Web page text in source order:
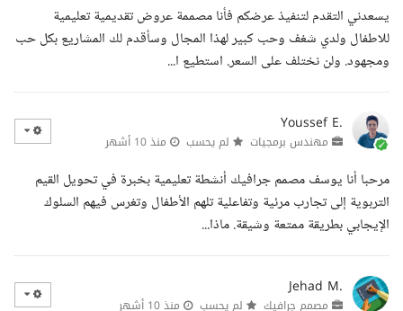
يسعدني التقدم لتنفيذ عرضكم فأنا مصممة عروض تقديمية تعليمية
للاطفال ولدي شغف وحب كبير لهذا المجال وسأقدم لك المشاريع بكل حب
ومجهود. ولن نختلف على السعر. استطيع ا...
Youssef E.
مهندس برمجيات لم يحسب منذ 10 أشهر
مرحبا أنا يوسف مصمم جرافيك أنشطة تعليمية بخبرة في تحويل القيم
التربوية إلى تجارب مرئية وتفاعلية تلهم الأطفال وتغرس فيهم السلوك
الإيجابي بطريقة ممتعة وشيقة. ماذا...
Jehad M.
مصمم جرافيك لم يحسب منذ 10 أشهر